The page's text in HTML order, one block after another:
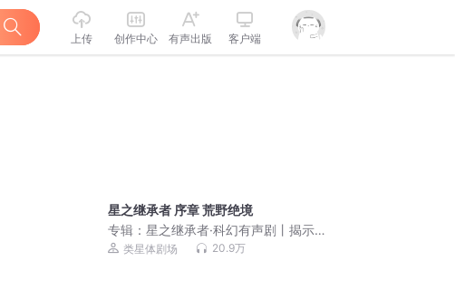
上传 创作中心 有声出版 客户端
星之继承者 序章 荒野绝境
专辑：星之继承者·科幻有声剧丨揭示人
类进化史上的终极谜团
类星体剧场 20.9万